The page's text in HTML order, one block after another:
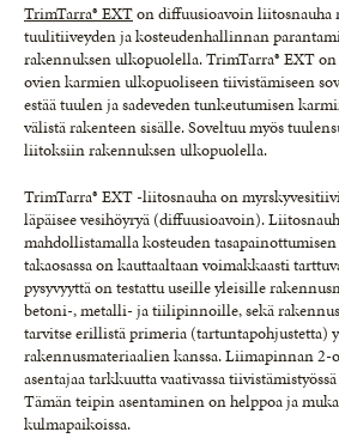
TrimTarra® EXTon diffuusioavoin
tuulitiiveyden ja kosteudenhallinnan
rakennuksen ulkopuolella. TrimTarra® EXT
ovien karmien ulkopuoliseen tiivistämiseen
estää tuulen ja sadeveden tunkeutumisen
välistä rakenteen sisälle. Soveltuu myös
liitoksiin rakennuksen ulkopuolella.
TrimTarra® EXT -liitosnauha on
läpäisee vesihöyryä (diffuusioavoin).
mahdollistamalla kosteuden
takaosassa on kauttaaltaan voimakkaasti
pysyvyyttä on testattu useille yleisille
betoni-, metalli- ja tiilipinnoille, sekä
tarvitse erillistä primeria (tartuntapohjustetta)
rakennusmateriaalien kanssa. Liimapinnan 2-
asentajaa tarkkuutta vaativassa
Tämän teipin asentaminen on helppoa ja
kulmapaikoissa.